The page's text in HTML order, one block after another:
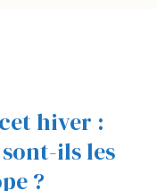
hiver :
ils les
?